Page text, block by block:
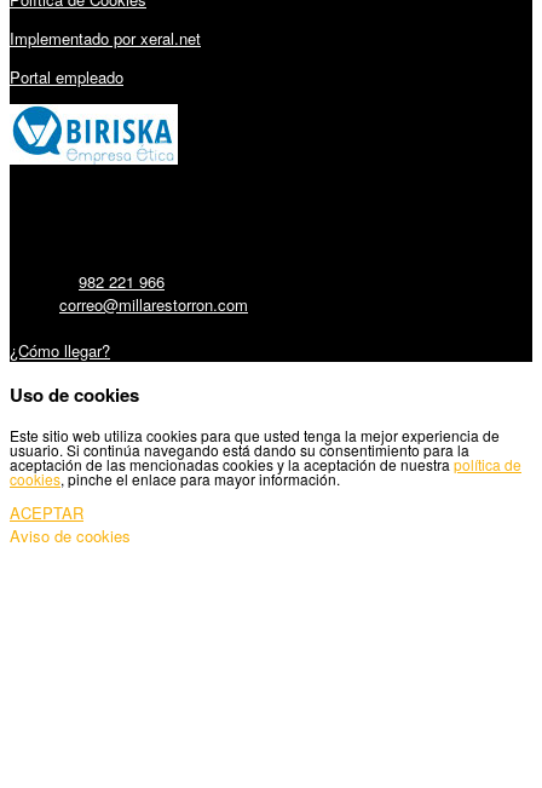
Implementado por xeral.net
Portal empleado
982 221 966
correo@millarestorron.com
¿Cómo llegar?
Uso de cookies
Este sitio web utiliza cookies para que usted tenga la mejor experiencia de
usuario. Si continúa navegando está dando su consentimiento para la
aceptación de las mencionadas cookies y la aceptación de nuestra política de
cookies, pinche el enlace para mayor información.
ACEPTAR
Aviso de cookies